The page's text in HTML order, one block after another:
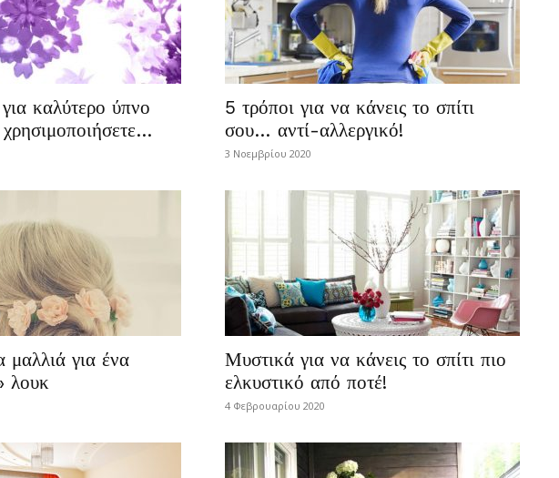
καλύτερο ύπνο
5 τρόποι για να κάνεις το σπίτι
σου… αντί-αλλεργικό!
3 Νοεμβρίου 2020
μαλλιά για ένα
λουκ
Μυστικά για να κάνεις το σπίτι πιο
ελκυστικό από ποτέ!
4 Φεβρουαρίου 2020